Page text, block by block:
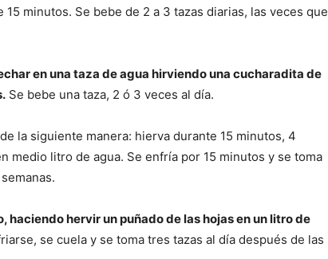
minutos. Se bebe de 2 a 3 tazas diarias, las veces que
en una taza de agua hirviendo una cucharadita de
Se bebe una taza, 2 ó 3 veces al día.
la siguiente manera: hierva durante 15 minutos, 4
medio litro de agua. Se enfría por 15 minutos y se toma
haciendo hervir un puñado de las hojas en un litro de
se cuela y se toma tres tazas al día después de las